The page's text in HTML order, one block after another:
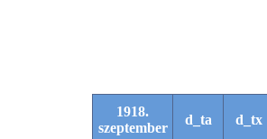
1918.
szeptember
d_ta d_tx